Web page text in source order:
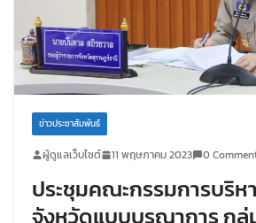
ข่าวประชาสัมพันธ์
ผู้ดูแลเว็บไซต์ 11 พฤษภาคม 2023 0
ประชุมคณะกรรมการบริห
จังหวัดแบบบูรณาการ ก